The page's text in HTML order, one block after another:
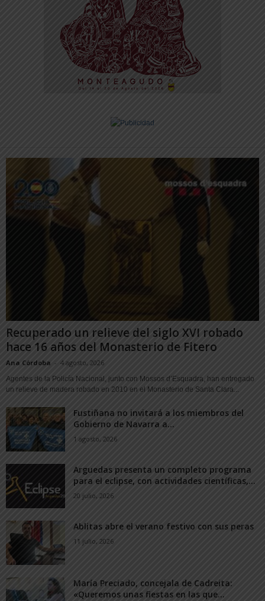
Recuperado un relieve del siglo XVI robado
hace 16 años del Monasterio de Fitero
Ana Córdoba - 4 agosto, 2026
Agentes de la Policía Nacional, junto con Mossos d’Esquadra, han entregado
un relieve de madera robado en 2010 en el Monasterio de Santa Clara...
Fustiñana no invitará a los miembros del
Gobierno de Navarra a...
1 agosto, 2026
Arguedas presenta un completo programa
para el eclipse, con actividades científicas,...
20 julio, 2026
Ablitas abre el verano festivo con sus peras
11 julio, 2026
María Preciado, concejala de Cadreita:
«Queremos unas fiestas en las que...